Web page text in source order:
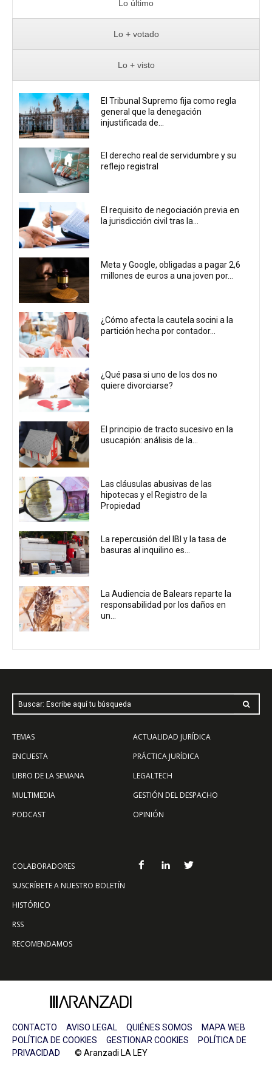
Lo último
Lo + votado
Lo + visto
El Tribunal Supremo fija como regla
general que la denegación
injustificada de...
El derecho real de servidumbre y su
reflejo registral
El requisito de negociación previa en
la jurisdicción civil tras la...
Meta y Google, obligadas a pagar 2,6
millones de euros a una joven por...
¿Cómo afecta la cautela socini a la
partición hecha por contador...
¿Qué pasa si uno de los dos no
quiere divorciarse?
El principio de tracto sucesivo en la
usucapión: análisis de la...
Las cláusulas abusivas de las
hipotecas y el Registro de la
Propiedad
La repercusión del IBI y la tasa de
basuras al inquilino es...
La Audiencia de Balears reparte la
responsabilidad por los daños en
un...
Buscar: Escribe aquí tu búsqueda
TEMAS
ENCUESTA
LIBRO DE LA SEMANA
MULTIMEDIA
PODCAST
ACTUALIDAD JURÍDICA
PRÁCTICA JURÍDICA
LEGALTECH
GESTIÓN DEL DESPACHO
OPINIÓN
COLABORADORES
SUSCRÍBETE A NUESTRO BOLETÍN
HISTÓRICO
RSS
RECOMENDAMOS
CONTACTO AVISO LEGAL QUIÉNES SOMOS
MAPA WEB
POLÍTICA DE COOKIES
GESTIONAR COOKIES
POLÍTICA DE
PRIVACIDAD © Aranzadi LA LEY